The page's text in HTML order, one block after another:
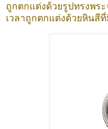
ถูกตกแต่งด้วยรูปทรงพร
เวลาถูกตกแต่งด้วยหินสี